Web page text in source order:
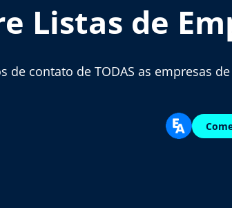
Listas de
de contato de TODAS as empresas